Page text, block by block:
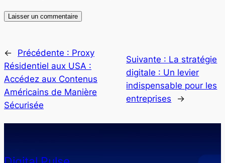
← Précédente : Proxy
Résidentiel aux USA :
Accédez aux Contenus
Américains de Manière
Sécurisée
Suivante : La stratégie
digitale : Un levier
indispensable pour les
entreprises
→